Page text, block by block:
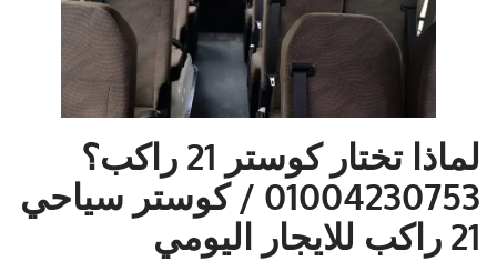
لماذا تختار كوستر 21 راكب؟
01004230753 / كوستر سياحي
21 راكب للايجار اليومي